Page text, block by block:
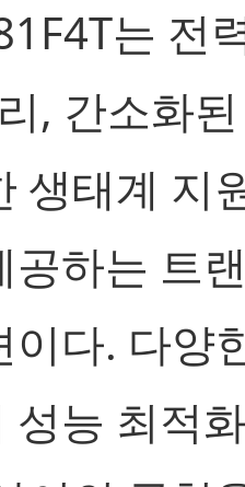
는 전
, 간소화
생태계 지
공하는 트
이다. 다양
성능 최적